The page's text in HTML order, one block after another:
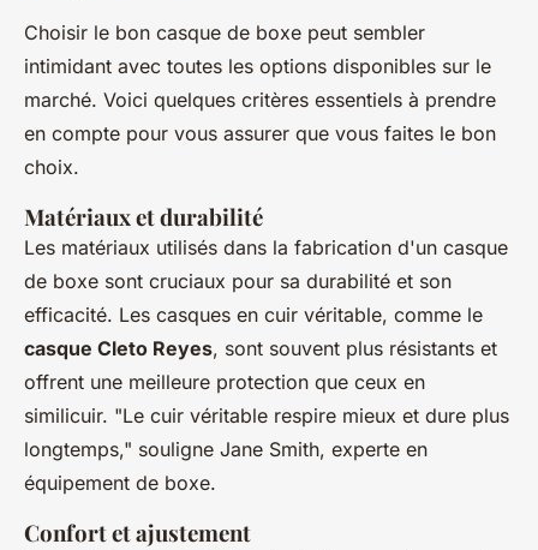
Choisir le bon casque de boxe peut sembler
intimidant avec toutes les options disponibles sur le
marché. Voici quelques critères essentiels à prendre
en compte pour vous assurer que vous faites le bon
choix.
Matériaux et durabilité
Les matériaux utilisés dans la fabrication d'un casque
de boxe sont cruciaux pour sa durabilité et son
efficacité. Les casques en cuir véritable, comme le
casque Cleto Reyes, sont souvent plus résistants et
offrent une meilleure protection que ceux en
similicuir. "Le cuir véritable respire mieux et dure plus
longtemps," souligne Jane Smith, experte en
équipement de boxe.
Confort et ajustement